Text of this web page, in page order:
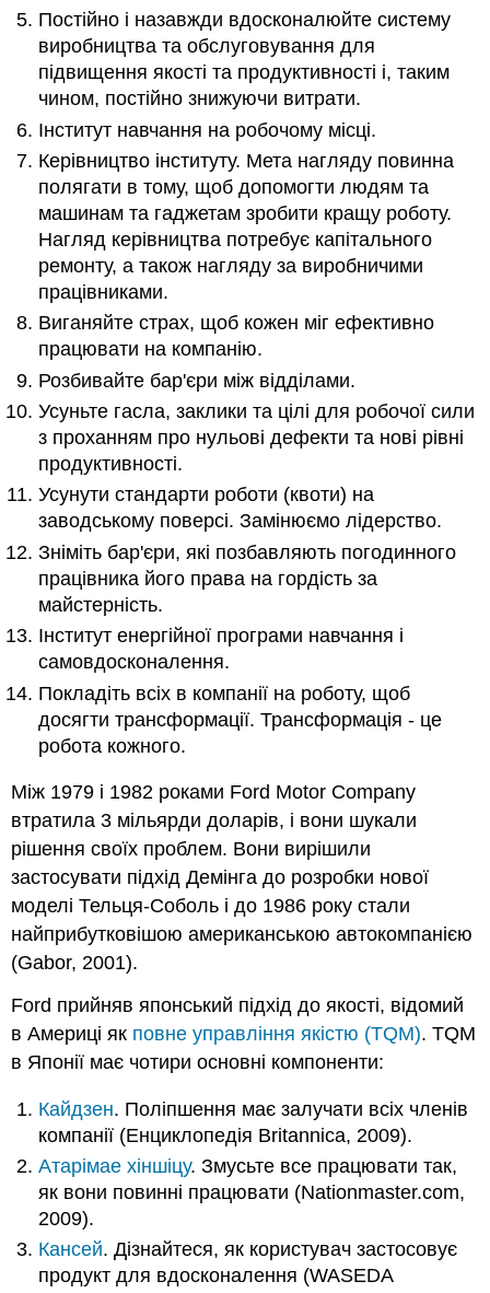
Постійно і назавжди вдосконалюйте систему
виробництва та обслуговування для
підвищення якості та продуктивності і, таким
чином, постійно знижуючи витрати.
Інститут навчання на робочому місці.
Керівництво інституту. Мета нагляду повинна
полягати в тому, щоб допомогти людям та
машинам та гаджетам зробити кращу роботу.
Нагляд керівництва потребує капітального
ремонту, а також нагляду за виробничими
працівниками.
Виганяйте страх, щоб кожен міг ефективно
працювати на компанію.
Розбивайте бар'єри між відділами.
Усуньте гасла, заклики та цілі для робочої сили
з проханням про нульові дефекти та нові рівні
продуктивності.
Усунути стандарти роботи (квоти) на
заводському поверсі. Замінюємо лідерство.
Зніміть бар'єри, які позбавляють погодинного
працівника його права на гордість за
майстерність.
Інститут енергійної програми навчання і
самовдосконалення.
Покладіть всіх в компанії на роботу, щоб
досягти трансформації. Трансформація - це
робота кожного.
Між 1979 і 1982 роками Ford Motor Company
втратила 3 мільярди доларів, і вони шукали
рішення своїх проблем. Вони вирішили
застосувати підхід Демінга до розробки нової
моделі Тельця-Соболь і до 1986 року стали
найприбутковішою американською автокомпанією
(Gabor, 2001).
Ford прийняв японський підхід до якості, відомий
в Америці як повне управління якістю (TQM). TQM
в Японії має чотири основні компоненти:
Кайдзен. Поліпшення має залучати всіх членів
компанії (Енциклопедія Britannica, 2009).
Атарімае хіншіцу. Змусьте все працювати так,
як вони повинні працювати (Nationmaster.com,
2009).
Кансей. Дізнайтеся, як користувач застосовує
продукт для вдосконалення (WASEDA